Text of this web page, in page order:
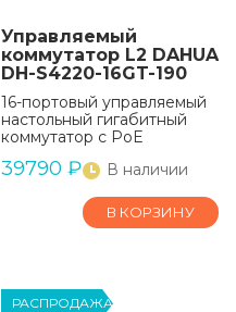
Управляемый
коммутатор L2 DAHUA
DH-S4220-16GT-190
16-портовый управляемый
настольный гигабитный
коммутатор с PoE
39790 ₽ В наличии
В КОРЗИНУ
РАСПРОДАЖА